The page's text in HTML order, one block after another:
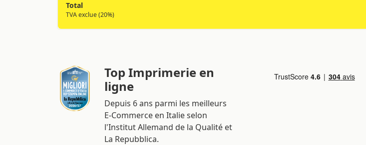
Total
TVA exclue (20%)
Top Imprimerie en
ligne
Depuis 6 ans parmi les meilleurs
E-Commerce en Italie selon
l'Institut Allemand de la Qualité et
La Repubblica.